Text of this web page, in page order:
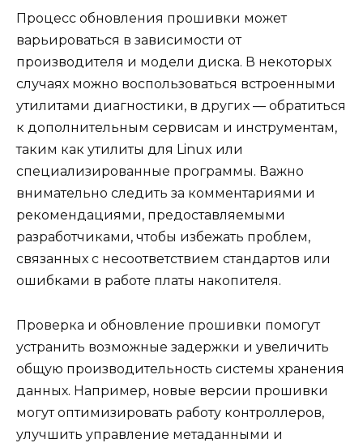
Процесс обновления прошивки может
варьироваться в зависимости от
производителя и модели диска. В некоторых
случаях можно воспользоваться встроенными
утилитами диагностики, в других — обратиться
к дополнительным сервисам и инструментам,
таким как утилиты для Linux или
специализированные программы. Важно
внимательно следить за комментариями и
рекомендациями, предоставляемыми
разработчиками, чтобы избежать проблем,
связанных с несоответствием стандартов или
ошибками в работе платы накопителя.
Проверка и обновление прошивки помогут
устранить возможные задержки и увеличить
общую производительность системы хранения
данных. Например, новые версии прошивки
могут оптимизировать работу контроллеров,
улучшить управление метаданными и